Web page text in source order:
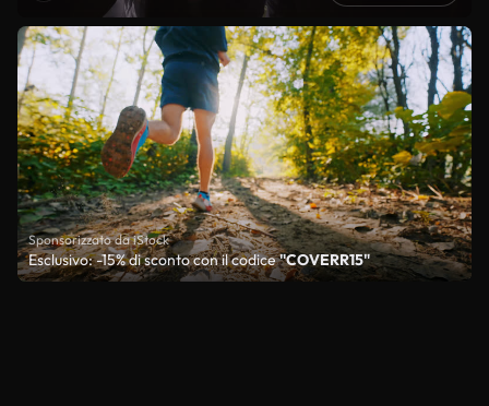
Sponsorizzato da iStock
Esclusivo: -15% di sconto con il codice"COVERR15"